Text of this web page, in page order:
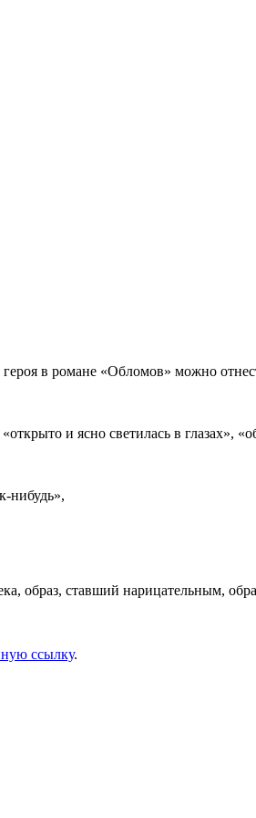
в романе «Обломов» можно
и ясно светилась в глазах»,
нибудь»,
образ, ставший нарицательным,
ссылку.